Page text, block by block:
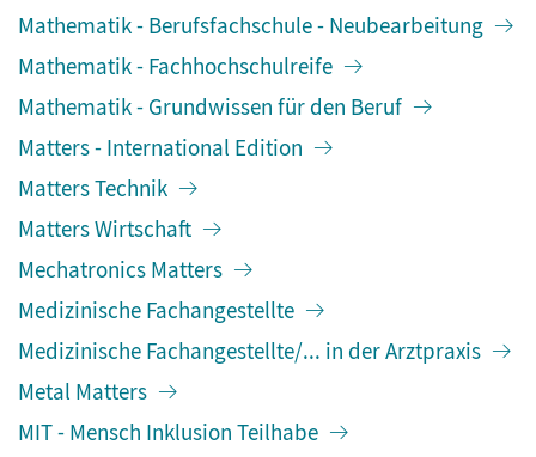
Mathematik - Berufsfachschule - Neubearbeitung
Mathematik - Fachhochschulreife
Mathematik - Grundwissen für den Beruf
Matters - International Edition
Matters Technik
Matters Wirtschaft
Mechatronics Matters
Medizinische Fachangestellte
Medizinische Fachangestellte/... in der Arztpraxis
Metal Matters
MIT - Mensch Inklusion Teilhabe